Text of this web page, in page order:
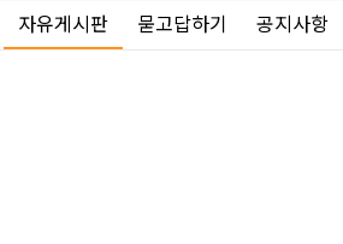
자유게시판 묻고답하기 공지사항